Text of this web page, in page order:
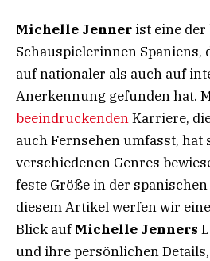
Michelle Jenner ist eine
Schauspielerinnen Spaniens,
auf nationaler als auch auf
Anerkennung gefunden hat.
beeindruckendenKarriere,
auch Fernsehen umfasst, hat
verschiedenen Genres
feste Größe in der
diesem Artikel werfen wir
Blick aufMichelle Jenners
und ihre persönlichen